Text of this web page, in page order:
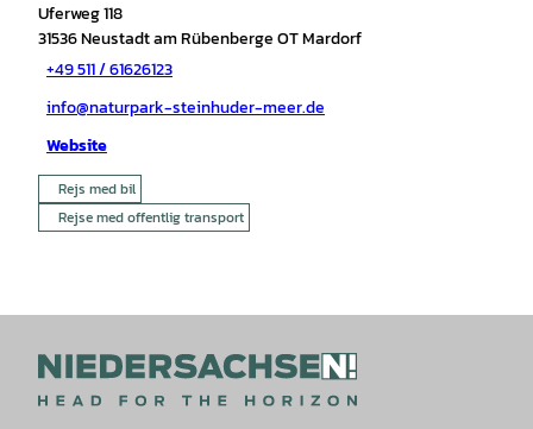
Uferweg 118
31536Neustadt am Rübenberge OT Mardorf
+49 511 / 61626123
info@naturpark-steinhuder-meer.de
Website
Rejs med bil
Rejse med offentlig transport